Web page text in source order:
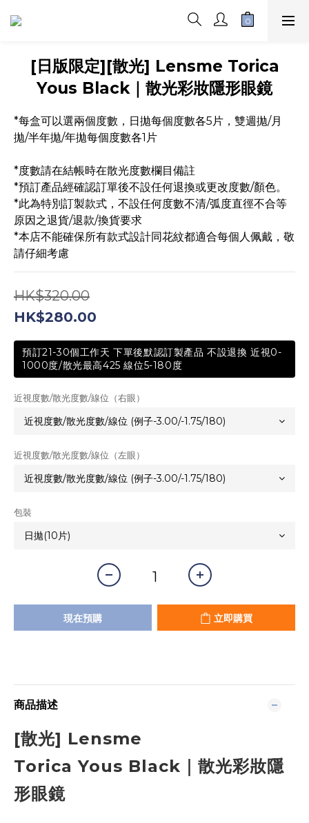
[日版限定][散光] Lensme Torica
Yous Black｜散光彩妝隱形眼鏡
*每盒可以選兩個度數，日拋每個度數各5片，雙週拋/月
拋/半年拋/年拋每個度數各1片
*度數請在結帳時在散光度數欄目備註
*預訂產品經確認訂單後不設任何退換或更改度數/顏色。
*此為特別訂製款式，不設任何度數不清/弧度直徑不合等
原因之退貨/退款/換貨要求
*本店不能確保所有款式設計同花紋都適合每個人佩戴，敬
請仔細考慮
HK$320.00
HK$280.00
預訂21-30個工作天 下單後默認訂製產品 不設退換 近視0-
1000度/散光最高425 線位5-180度
近視度數/散光度數/線位（右眼）
近視度數/散光度數/線位（左眼）
包裝
現在預購 立即購買
商品描述
[散光] Lensme
ToricaYous Black ｜散光彩妝隱
形眼鏡